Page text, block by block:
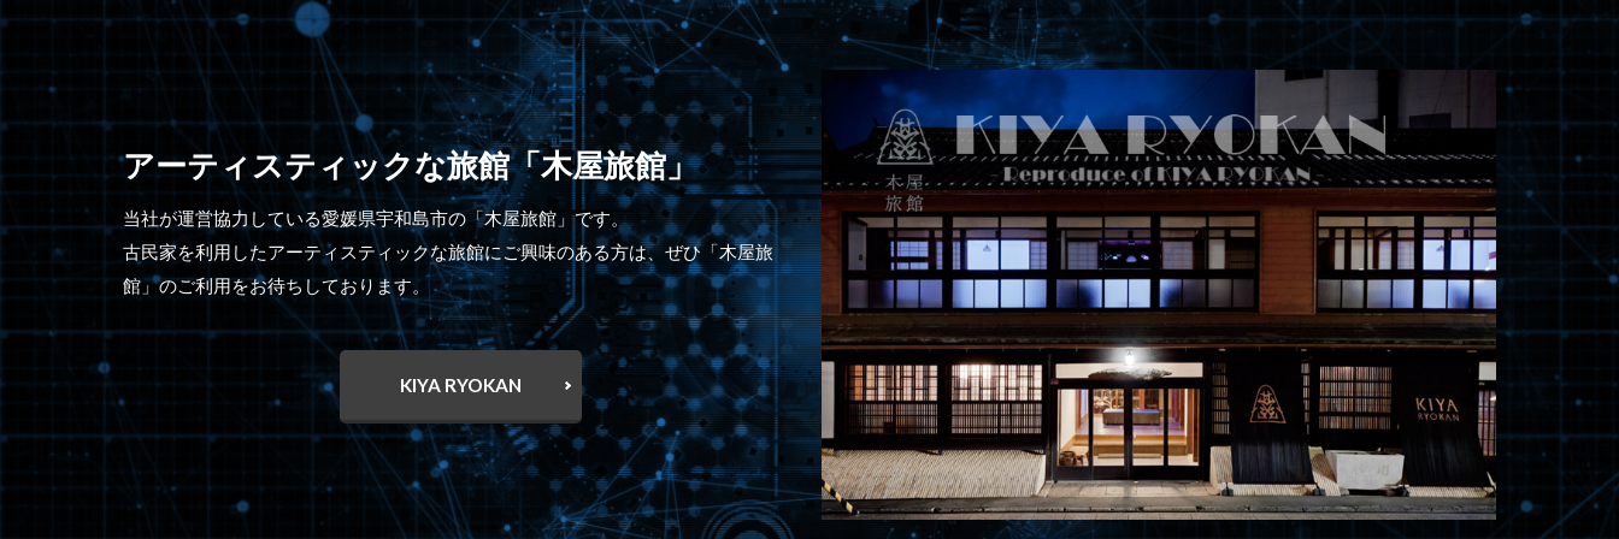
アーティスティックな旅館「木屋旅館」
当社が運営協力している愛媛県宇和島市の「木屋旅館」です。
古民家を利用したアーティスティックな旅館にご興味のある方は、ぜひ「木屋旅
館」のご利用をお待ちしております。
KIYA RYOKAN